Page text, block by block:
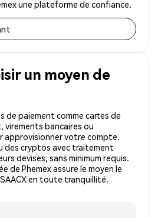
une plateforme de confiance.
un moyen de
de paiement comme cartes de
bancaires ou
approvisionner votre compte.
des cryptos avec traitement
devises, sans minimum requis.
de Phemex assure le moyen le
en toute tranquillité.